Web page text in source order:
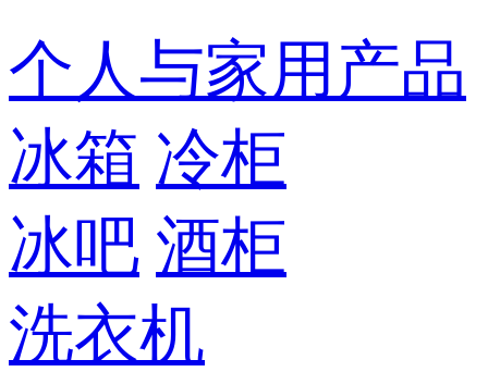
个人与家用产品
冰箱 冷柜
冰吧 酒柜
洗衣机